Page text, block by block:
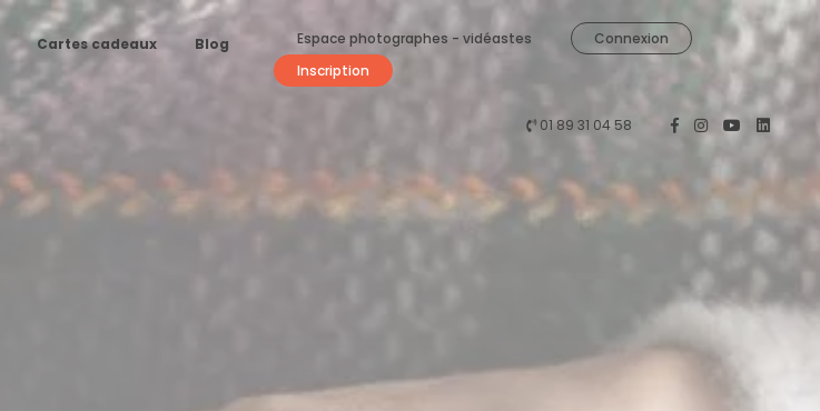
Cartes cadeaux
Blog
Espace photographes - vidéastes
Connexion
Inscription
01 89 31 04 58